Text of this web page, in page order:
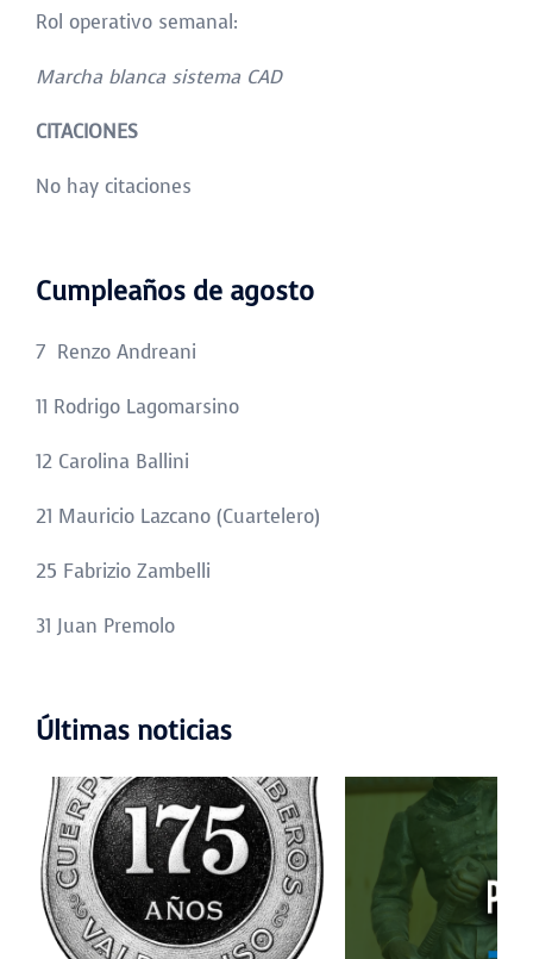
Rol operativo semanal:
Marcha blanca sistema CAD
CITACIONES
No hay citaciones
Cumpleaños de agosto
7 Renzo Andreani
11 Rodrigo Lagomarsino
12 Carolina Ballini
21 Mauricio Lazcano (Cuartelero)
25 Fabrizio Zambelli
31 Juan Premolo
Últimas noticias